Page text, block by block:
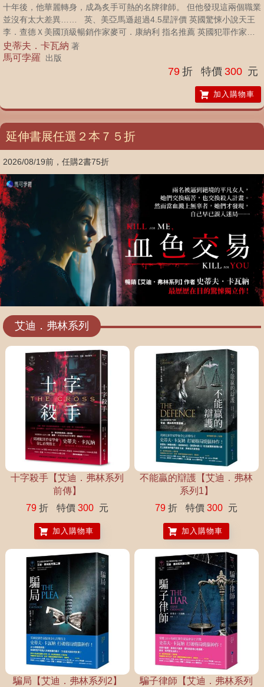
十年後，他華麗轉身，成為炙手可熱的名牌律師。 但他發現這兩個職業
並沒有太大差異…… 英、美亞馬遜超過4.5星評價 英國驚悚小說天王
李．查德Ｘ美國頂級暢銷作家麥可．康納利 指名推薦 英國犯罪作家學
會金匕首獎得主 史蒂夫．卡瓦納 ──史上最囂張的騙子律師 艾迪．弗
林系列 前傳── 律師事務所正瀕臨破產， 若此案敗訴，他將徹底失去一
讀書人黃羅、TNL Mediagene媒體集團內容長楊士範──重度成癮推薦
（依姓氏筆畫排序） 【艾迪．弗林系列】得獎經歷 《不能贏的辯
文學獎、獲選亞馬遜2015年最優秀處女作 《騙局》：極地干邑白蘭地
國際小說獎 《騙子律師》：英國犯罪作家協會金匕首獎 《第十三位陪
審員》：獲柴克斯頓年度老牌詭奇犯罪小說獎 《紐約時報》夏季必讀
書單首選、《出版者週刊》2019夏日必讀選書、英國主流媒體《電訊
報》評選2018最佳28部犯罪驚悚小說之一、《明星論壇報》選為「夏
季最佳作品之一」、台灣犯罪作家協會「年度最佳翻譯小說」 《圈
套》：理查與朱迪讀書俱樂部年度推薦書單 我曾經是個騙子，九年前轉
行成為律師。轉換跑道之後，我發現自己還在玩同樣的把戲……只不過
這一次，我擺弄的對象成了檢察官、陪審團和法官，而我穿著現成西
裝，按小時計費。 艾迪．弗林，不是你熟悉的律師。 作為大名鼎鼎的
痞子律師，他曾經是街頭混混，靠唬爛跟偷竊維生，如今卻站上法庭，
為無人相信的委託人辯護。他一腳踩在法律邊緣、一腳踹翻整個法庭規
則。腦子轉得比誰都快，法律只是工具，真正能讓他贏的，是耍弄人
心、靠一張嘴與好身手贏來的本事。 孕婦瑪莉亞．赫南德茲的丈夫死於
執法過當，警方卻聲稱那是正當防衛。艾迪．弗林與搭檔傑克．哈洛蘭
接下這樁看似不可能勝訴的官司，卻意外發掘警局內部的黑暗祕密。 當
證人接連消失、監視錄影被刪除、檔案遭竄改，有人正暗中監控他們的
住自己與家人的性命。 威脅接連而來，朋友被襲擊、家人遭跟蹤，整個
城市像一個陷阱，而他正被逼入絕境。艾迪沒有退路，唯一能倚賴的，
是他當騙徒時養成的本能──看穿恐懼、操弄人心、在最短時間內奪下
勝利。他必須用謊言對抗謊言，用陷阱反制陷阱，在最後的法庭上賭上
一切。 《不能贏的辯護》、《騙子律師》、《第13位陪審員》、《魔
鬼的代言人》 史上最囂張的騙子律師 艾迪．弗林的起點之戰 在真相
與謊言之間， 法庭不再是審判的舞台，而是死亡陷阱
史蒂夫．卡瓦納 著
馬可孛羅 出版
79 折 特價 300 元
加入購物車
延伸書展任選２本７５折
2026/08/19前，任購2書75折
艾迪．弗林系列
十字殺手【艾迪．弗林系列
前傳】
79 折 特價 300 元
加入購物車
不能贏的辯護【艾迪．弗林
系列1】
79 折 特價 300 元
加入購物車
騙局【艾迪．弗林系列2】
騙子律師【艾迪．弗林系列